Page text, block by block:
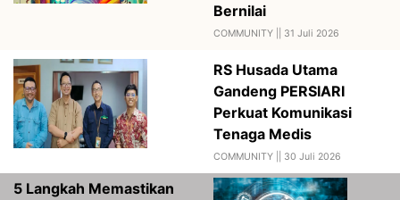
Bernilai
COMMUNITY || 31 Juli 2026
RS Husada Utama
Gandeng PERSIARI
Perkuat Komunikasi
Tenaga Medis
COMMUNITY || 30 Juli 2026
5 Langkah Memastikan